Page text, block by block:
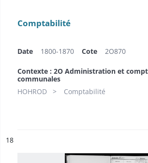
Comptabilité
Date 1800-1870 Cote 2O870
Contexte : 2O Administration et
communales
HOHROD
Comptabilité
n°
18